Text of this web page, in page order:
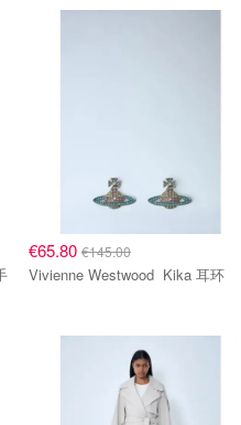
€65.80 €145.00
Vivienne Westwood Kika 耳环